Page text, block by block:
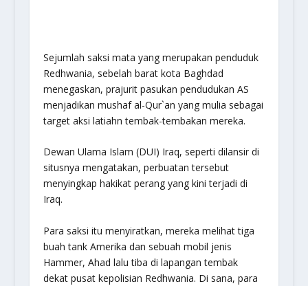
Sejumlah saksi mata yang merupakan penduduk
Redhwania, sebelah barat kota Baghdad
menegaskan, prajurit pasukan pendudukan AS
menjadikan mushaf al-Qur`an yang mulia sebagai
target aksi latiahn tembak-tembakan mereka.
Dewan Ulama Islam (DUI) Iraq, seperti dilansir di
situsnya mengatakan, perbuatan tersebut
menyingkap hakikat perang yang kini terjadi di
Iraq.
Para saksi itu menyiratkan, mereka melihat tiga
buah tank Amerika dan sebuah mobil jenis
Hammer, Ahad lalu tiba di lapangan tembak
dekat pusat kepolisian Redhwania. Di sana, para